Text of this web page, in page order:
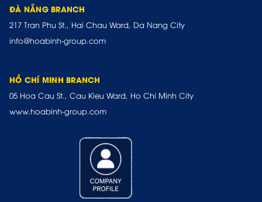
ĐÀ NẴNG BRANCH
217 Tran Phu St., Hai Chau Ward, Da Nang City
info@hoabinh-group.com
HỒ CHÍ MINH BRANCH
05 Hoa Cau St., Cau Kieu Ward, Ho Chi Minh City
www.hoabinh-group.com